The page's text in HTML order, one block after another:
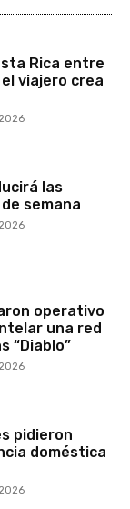
Rica entre
viajero crea
las
semana
operativo
una red
“Diablo”
pidieron
doméstica